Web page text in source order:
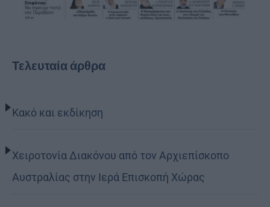
Τελευταία άρθρα
Κακό και εκδίκηση
Χειροτονία Διακόνου από τον Αρχιεπίσκοπο
Αυστραλίας στην Ιερά Επισκοπή Χώρας